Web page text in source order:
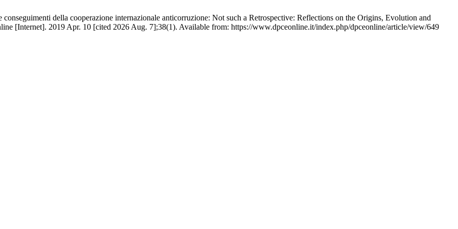
della cooperazione internazionale anticorruzione: Not such a Retrospective: Reflections on the Origins, Evolution and
[Internet]. 2019 Apr. 10 [cited 2026 Aug. 7];38(1). Available from: https://www.dpceonline.it/index.php/dpceonline/article/view/649